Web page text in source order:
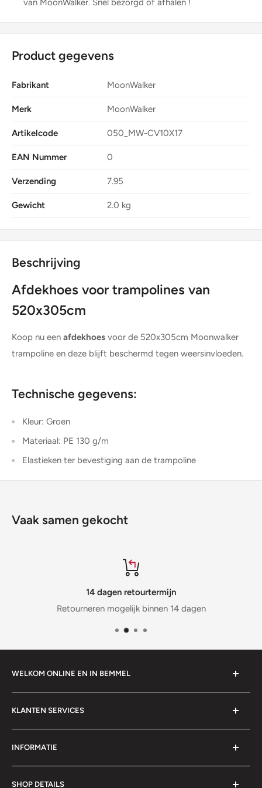
van MoonWalker. Snel bezorgd of afhalen !
Product gegevens
Fabrikant MoonWalker
Merk MoonWalker
Artikelcode 050_MW-CV10X17
EAN Nummer 0
Verzending 7.95
Gewicht 2.0 kg
Beschrijving
Afdekhoes voor trampolines van
520x305cm
Koop nu een afdekhoes voor de 520x305cm Moonwalker
trampoline en deze blijft beschermd tegen weersinvloeden.
Technische gegevens:
Kleur: Groen
Materiaal: PE 130 g/m
Elastieken ter bevestiging aan de trampoline
Vaak samen gekocht
14 dagen retourtermijn
Retourneren mogelijk binnen 14 dagen
WELKOM ONLINE EN IN BEMMEL
online, of kom langs bij ons om de fitnesstoestellen en
speeltafels te bekijken en uit te testen.
KLANTEN SERVICES
Veelgestelde vragen FAQ
Prijzen,verzending, betaalwijzen
Retourneren
INFORMATIE
Algemene voorwaarden
SHOP DETAILS